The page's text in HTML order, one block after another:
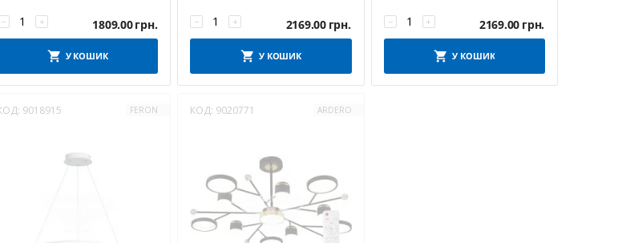
+
− 1809.00грн.
У КОШИК
+
− 2169.00 грн.
У КОШИК
+
− 2169.00 грн.
У КОШИК
9018915 FERON КОД: 9020771 ARDERO